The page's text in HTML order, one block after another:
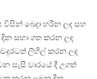
බෙදා හරින ලද සහ
දින සභා ගත කරන ලද
ලිහිල් කරන ලද
සැසි වාරයේ දී උගත්